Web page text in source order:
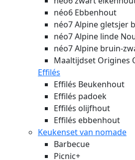
néo6 Ebbenhout
néo7 Alpine gletsjer
néo7 Alpine linde
néo7 Alpine bruin-
Maaltijdset Origines
Effilés
Effilés Beukenhout
Effilés padoek
Effilés olijfhout
Effilés ebbenhout
Keukenset van nomade
Barbecue
Picnic+